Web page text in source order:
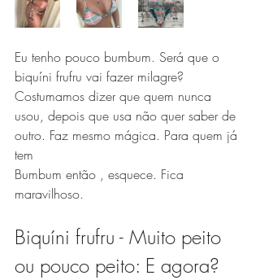
Eu tenho pouco bumbum. Será que o
biquíni frufru vai fazer milagre?
Costumamos dizer que quem nunca
usou, depois que usa não quer saber de
outro. Faz mesmo mágica. Para quem já
tem
Bumbum então , esquece. Fica
maravilhoso.
Biquíni frufru - Muito peito
ou pouco peito: E agora?